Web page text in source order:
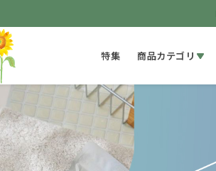
特集 商品カテゴリ